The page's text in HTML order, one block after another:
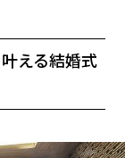
える結婚式